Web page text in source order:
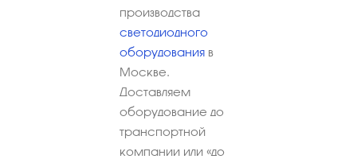
производства
светодиодного
оборудования в
Москве.
Доставляем
оборудование до
транспортной
компании или «до